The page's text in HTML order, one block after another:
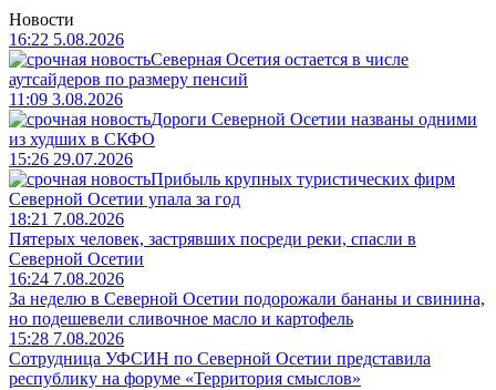
Новости
16:22 5.08.2026
Северная Осетия остается в числе
аутсайдеров по размеру пенсий
11:09 3.08.2026
Дороги Северной Осетии названы одними
из худших в СКФО
15:26 29.07.2026
Прибыль крупных туристических фирм
Северной Осетии упала за год
18:21 7.08.2026
Пятерых человек, застрявших посреди реки, спасли в
Северной Осетии
16:24 7.08.2026
За неделю в Северной Осетии подорожали бананы и свинина,
но подешевели сливочное масло и картофель
15:28 7.08.2026
Сотрудница УФСИН по Северной Осетии представила
республику на форуме «Территория смыслов»